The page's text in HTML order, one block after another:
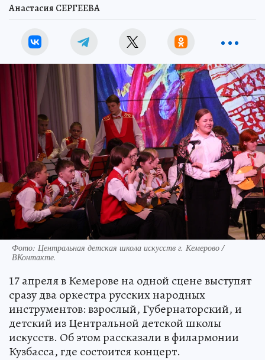
Анастасия СЕРГЕЕВА
Фото: Центральная детская школа искусств г. Кемерово /
ВКонтакте.
17 апреля в Кемерове на одной сцене выступят
сразу два оркестра русских народных
инструментов: взрослый, Губернаторский, и
детский из Центральной детской школы
искусств. Об этом рассказали в филармонии
Кузбасса, где состоится концерт.